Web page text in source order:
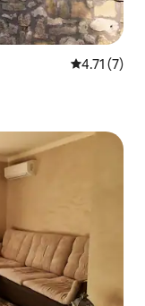
คะแนนเฉลี่ย
4.71 (7)